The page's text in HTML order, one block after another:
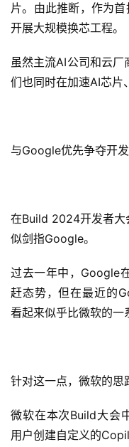
片。由此推断，作为
开展大规模换芯工程。
虽然主流AI公司和云
们也同时在加速AI芯片
与Google优先争夺开发
在Build 2024开发者大
似剑指Google。
过去一年中，Google
赶态势，但在最近的
看起来似乎比微软的一
针对这一点，微软的思
微软在本次Build大会
用户创建自定义的